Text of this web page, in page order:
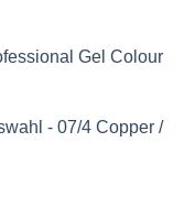
Gel Colour
- 07/4 Copper /